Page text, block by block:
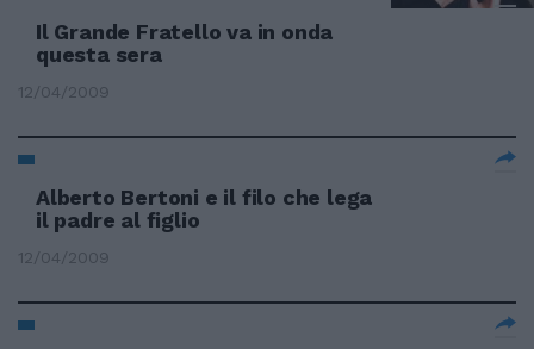
Il Grande Fratello va in onda
questa sera
12/04/2009
Alberto Bertoni e il filo che lega
il padre al figlio
12/04/2009